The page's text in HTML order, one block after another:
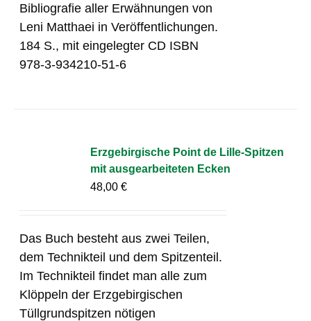
Bibliografie aller Erwähnungen von
Leni Matthaei in Veröffentlichungen.
184 S., mit eingelegter CD ISBN
978-3-934210-51-6
Erzgebirgische Point de Lille-Spitzen
mit ausgearbeiteten Ecken
48,00€
Das Buch besteht aus zwei Teilen,
dem Technikteil und dem Spitzenteil.
Im Technikteil findet man alle zum
Klöppeln der Erzgebirgischen
Tüllgrundspitzen nötigen